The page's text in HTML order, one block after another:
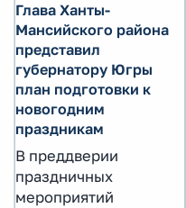
Глава Ханты-
Мансийского района
представил
губернатору Югры
план подготовки к
новогодним
праздникам
В преддверии
праздничных
мероприятий